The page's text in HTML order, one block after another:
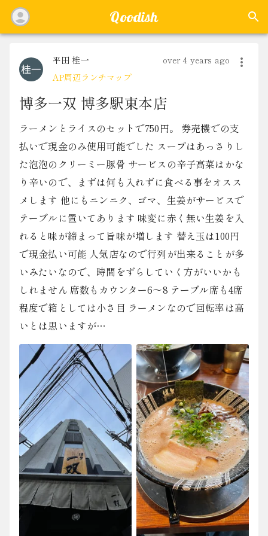
Qoodish
平田 桂一
over 4 years ago
AP周辺ランチマップ
博多一双 博多駅東本店
ラーメンとライスのセットで750円。 券売機での支
払いで現金のみ使用可能でした スープはあっさりし
た泡泡のクリーミー豚骨 サービスの辛子高菜はかな
り辛いので、まずは何も入れずに食べる事をオスス
メします 他にもニンニク、ゴマ、生姜がサービスで
テーブルに置いてあります 味変に赤く無い生姜を入
れると味が締まって旨味が増します 替え玉は100円
で現金払い可能 人気店なので行列が出来ることが多
いみたいなので、時間をずらしていく方がいいかも
しれません 席数もカウンター6〜8 テーブル席も4席
程度で箱としては小さ目 ラーメンなので回転率は高
いとは思いますが…